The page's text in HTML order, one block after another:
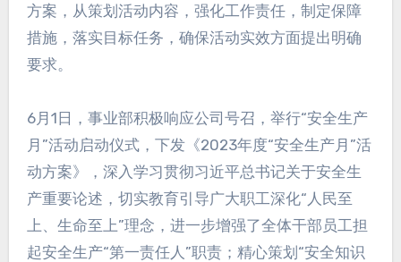
方案，从策划活动内容，强化工作责任，制定保障
措施，落实目标任务，确保活动实效方面提出明确
要求。
6月1日，事业部积极响应公司号召，举行“安全生产
月”活动启动仪式，下发《2023年度“安全生产月”活
动方案》，深入学习贯彻习近平总书记关于安全生
产重要论述，切实教育引导广大职工深化“人民至
上、生命至上”理念，进一步增强了全体干部员工担
起安全生产“第一责任人”职责；精心策划“安全知识